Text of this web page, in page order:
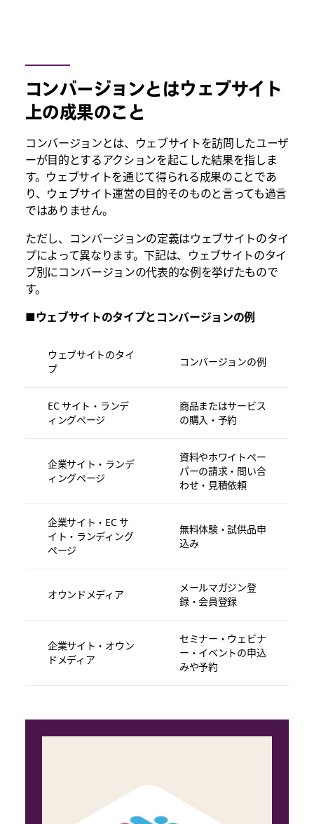
コンバージョンとはウェブサイト
上の成果のこと
コンバージョンとは、ウェブサイトを訪問したユーザ
ーが目的とするアクションを起こした結果を指しま
す。ウェブサイトを通じて得られる成果のことであ
り、ウェブサイト運営の目的そのものと言っても過言
ではありません。
ただし、コンバージョンの定義はウェブサイトのタイ
プによって異なります。下記は、ウェブサイトのタイ
プ別にコンバージョンの代表的な例を挙げたもので
す。
■ウェブサイトのタイプとコンバージョンの例
ウェブサイトのタイ
プ
コンバージョンの例
EC サイト・ランデ
ィングページ
商品またはサービス
の購入・予約
企業サイト・ランデ
ィングページ
資料やホワイトペー
パーの請求・問い合
わせ・見積依頼
企業サイト・EC サ
イト・ランディング
ページ
無料体験・試供品申
込み
オウンドメディア
メールマガジン登
録・会員登録
企業サイト・オウン
ドメディア
セミナー・ウェビナ
ー・イベントの申込
みや予約